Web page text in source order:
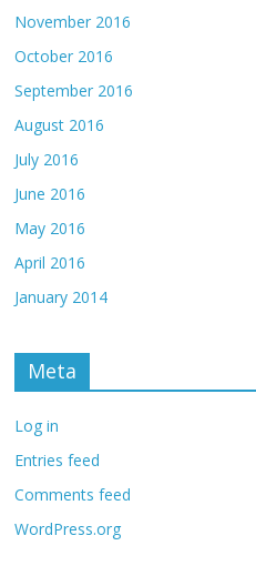
November 2016
October 2016
September 2016
August 2016
July 2016
June 2016
May 2016
April 2016
January 2014
Meta
Log in
Entries feed
Comments feed
WordPress.org